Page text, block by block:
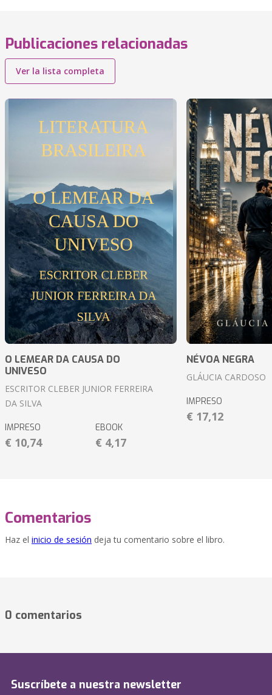
Publicaciones relacionadas
Ver la lista completa
O LEMEAR DA CAUSA DO
UNIVESO
ESCRITOR CLEBER JUNIOR FERREIRA
DA SILVA
IMPRESO
€ 10,74
EBOOK
€ 4,17
NÉVOA NEGRA
GLÁUCIA CARDOSO
IMPRESO
€ 17,12
Comentarios
Haz el inicio de sesión deja tu comentario sobre el libro.
0 comentarios
Suscríbete a nuestra newsletter